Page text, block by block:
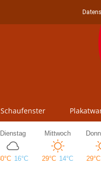
Schaufenster